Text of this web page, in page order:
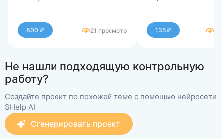
800 ₽ 21 просмотр 135 ₽
Не нашли подходящую контрольную
работу?
Создайте проект по похожей теме с помощью нейросети
SHelp AI
Сгенерировать проект